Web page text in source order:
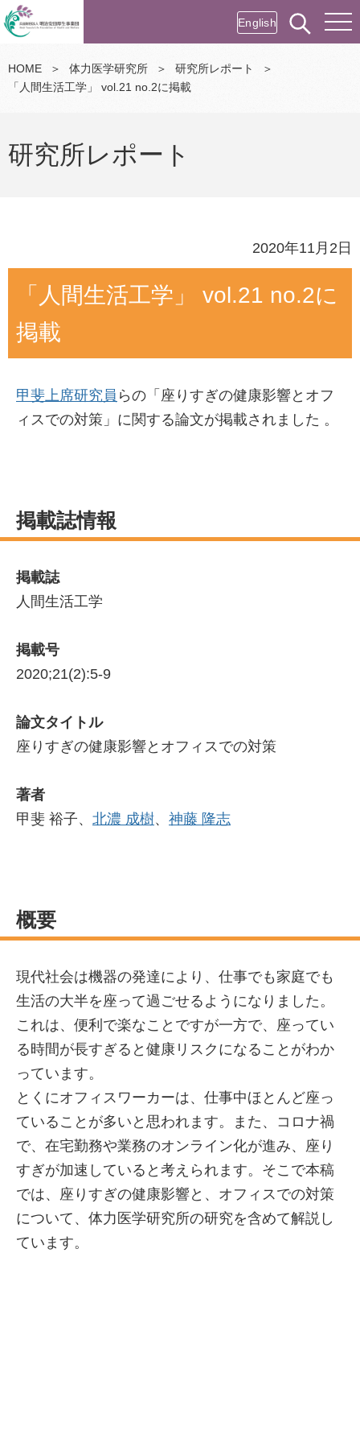
English
HOME ＞ 体力医学研究所 ＞ 研究所レポート
＞
「人間生活工学」 vol.21 no.2に掲載
研究所レポート
2020年11月2日
「人間生活工学」 vol.21 no.2に
掲載
甲斐上席研究員 らの「座りすぎの健康影響とオフ
ィスでの対策」に関する論文が掲載されました 。
掲載誌情報
掲載誌
人間生活工学
掲載号
2020;21(2):5-9
論文タイトル
座りすぎの健康影響とオフィスでの対策
著者
甲斐 裕子、 北濃 成樹、 神藤 隆志
概要
現代社会は機器の発達により、仕事でも家庭でも
生活の大半を座って過ごせるようになりました。
これは、便利で楽なことですが一方で、座ってい
る時間が長すぎると健康リスクになることがわか
っています。
とくにオフィスワーカーは、仕事中ほとんど座っ
ていることが多いと思われます。また、コロナ禍
で、在宅勤務や業務のオンライン化が進み、座り
すぎが加速していると考えられます。そこで本稿
では、座りすぎの健康影響と、オフィスでの対策
について、体力医学研究所の研究を含めて解説し
ています。